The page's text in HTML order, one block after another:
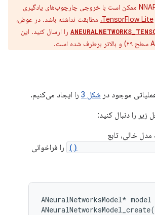
دسترس است، خروجی NNAPI ممکن است با خروجی چارچوب‌های یادگیری
TensorFlow Lite، مطابقت نداشته باشد. در عوض،
را ارسال کنید. این
موجود در شکل 3
را ایجاد می‌کنیم.
را دنبال کنید:
خالی، تابع
را فراخوانی
ANeuralNetworksModel* model
ANeuralNetworksModel_create(